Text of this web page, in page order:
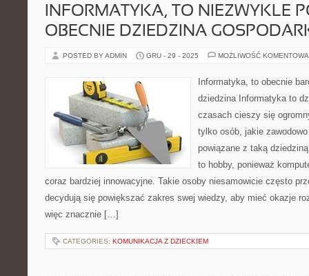
INFORMATYKA, TO NIEZWYKLE
OBECNIE DZIEDZINA
POSTED BY ADMIN GRU - 29 - 2025 MOŻLIWOŚĆ
Informatyka, to obecnie
dziedzina Informatyka to
czasach cieszy się
tylko osób, jakie
powiązane z taką
to hobby, ponieważ
coraz bardziej innowacyjne. Takie osoby niesamowicie często
decydują się powiększać zakres swej wiedzy, aby mieć okazje
więc znacznie […]
CATEGORIES: KOMUNIKACJA Z DZIECKIEM